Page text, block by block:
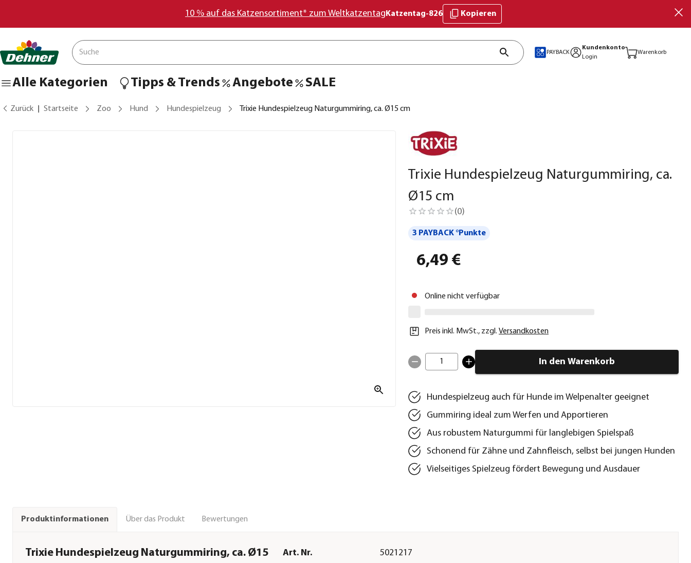
10 % auf das Katzensortiment* zum Weltkatzentag Katzentag-826 Kopieren
PAYBACK
Kundenkonto
Login
Warenkorb
Alle Kategorien Tipps & Trends Angebote SALE
Zurück Startseite Zoo Hund Hundespielzeug Trixie Hundespielzeug Naturgummiring, ca. Ø15 cm
Trixie Hundespielzeug Naturgummiring, ca.
Ø15 cm
(0)
3 PAYBACK °Punkte
6,49 €
Online nicht verfügbar
Preis inkl. MwSt., zzgl. Versandkosten
1 In den Warenkorb
Hundespielzeug auch für Hunde im Welpenalter geeignet
Gummiring ideal zum Werfen und Apportieren
Aus robustem Naturgummi für langlebigen Spielspaß
Schonend für Zähne und Zahnfleisch, selbst bei jungen Hunden
Vielseitiges Spielzeug fördert Bewegung und Ausdauer
Produktinformationen Über das Produkt Bewertungen
Trixie Hundespielzeug Naturgummiring, ca. Ø15
Art. Nr. 5021217